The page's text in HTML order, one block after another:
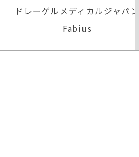
ドレーゲルメディカルジャパン
Fabius